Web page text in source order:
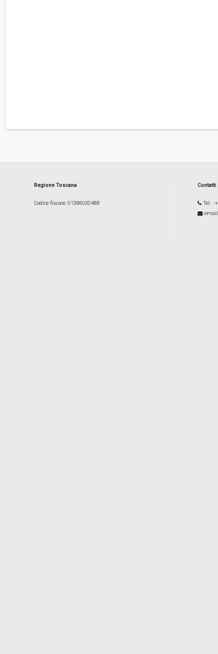
Regione Toscana
Codice fiscale: 01386030488 Tel. :
email